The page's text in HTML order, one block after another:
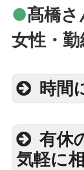
●髙橋
女性・勤
時間
有休
気軽に